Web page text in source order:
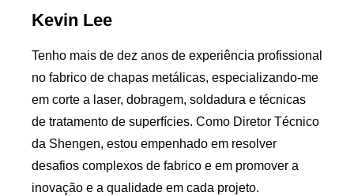
Kevin Lee
Tenho mais de dez anos de experiência profissional
no fabrico de chapas metálicas, especializando-me
em corte a laser, dobragem, soldadura e técnicas
de tratamento de superfícies. Como Diretor Técnico
da Shengen, estou empenhado em resolver
desafios complexos de fabrico e em promover a
inovação e a qualidade em cada projeto.